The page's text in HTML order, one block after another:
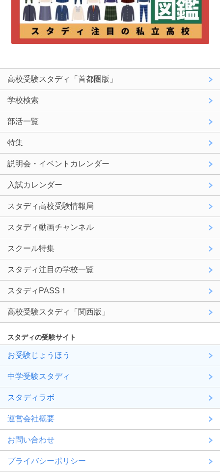
高校受験スタディ「首都圏版」
学校検索
部活一覧
特集
説明会・イベントカレンダー
入試カレンダー
スタディ高校受験情報局
スタディ動画チャンネル
スクール特集
スタディ注目の学校一覧
スタディPASS！
高校受験スタディ「関西版」
スタディの受験サイト
お受験じょうほう
中学受験スタディ
スタディラボ
運営会社概要
お問い合わせ
プライバシーポリシー